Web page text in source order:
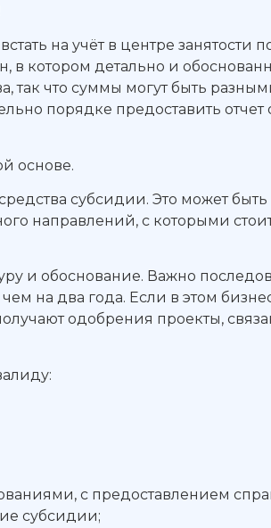
на учёт в центре
в котором детально и
что суммы могут быть
порядке предоставить отчет
основе.
субсидии. Это может
направлений, с которыми
и обоснование. Важно
на два года. Если в этом
одобрения проекты,
с предоставлением
субсидии;